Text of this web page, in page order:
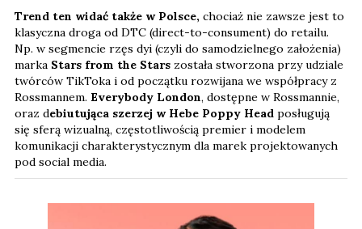
Trend ten widać także w Polsce, chociaż nie zawsze jest to
klasyczna droga od DTC (direct-to-consument) do retailu.
Np. w segmencie rzęs dyi (czyli do samodzielnego założenia)
marka Stars from the Stars została stworzona przy udziale
twórców TikToka i od początku rozwijana we współpracy z
Rossmannem. Everybody London, dostępne w Rossmannie,
oraz debiutująca szerzej w Hebe Poppy Head posługują
się sferą wizualną, częstotliwością premier i modelem
komunikacji charakterystycznym dla marek projektowanych
pod social media.